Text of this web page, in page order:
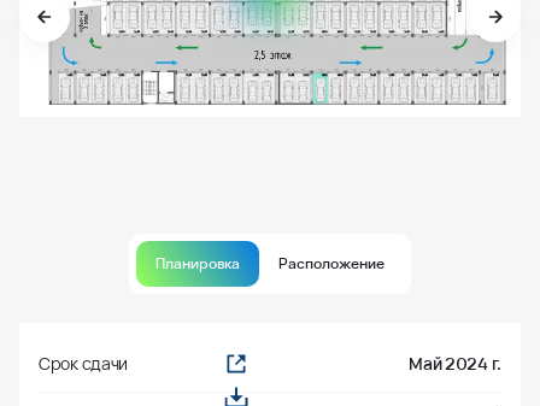
Планировка Расположение
Срок сдачи Май 2024 г.